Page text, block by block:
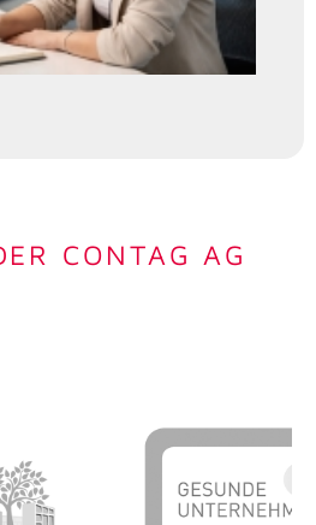
CONTAG AG